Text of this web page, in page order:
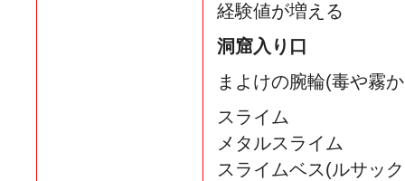
経験値が増える
洞窟入り口
まよけの腕輪(毒や霧
スライム
メタルスライム
スライムベス(ルサッ